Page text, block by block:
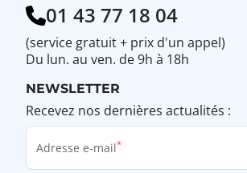
01 43 77 18 04
(service gratuit + prix d'un appel)
Du lun. au ven. de 9h à 18h
NEWSLETTER
Recevez nos dernières actualités :
Adresse e-mail